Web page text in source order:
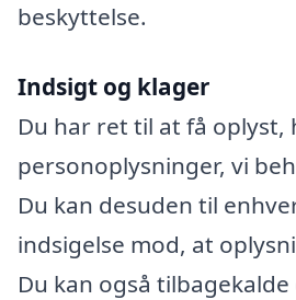
beskyttelse.
Indsigt og klager
Du har ret til at få oplyst,
personoplysninger, vi
Du kan desuden til
indsigelse mod, at
Du kan også